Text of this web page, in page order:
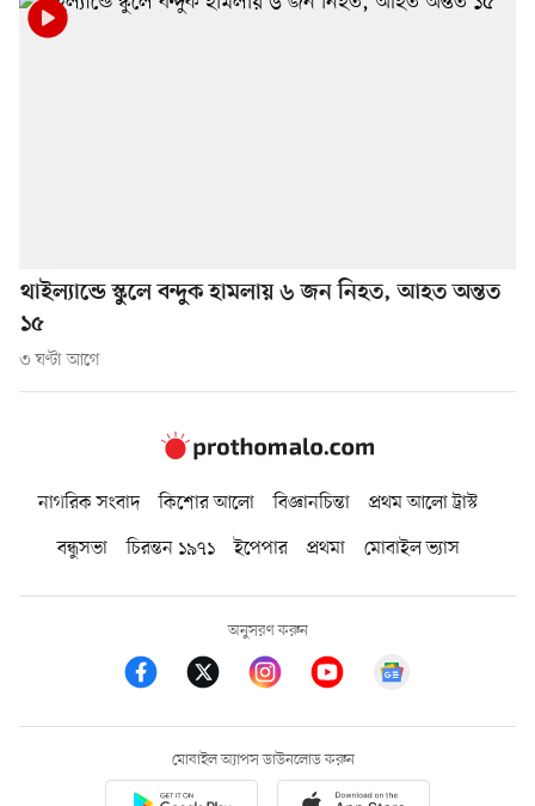
থাইল্যান্ডে স্কুলে বন্দুক হামলায় ৬ জন নিহত, আহত অন্তত
১৫
৩ ঘণ্টা আগে
নাগরিক সংবাদ কিশোর আলো বিজ্ঞানচিন্তা
প্রথম আলো ট্রাস্ট
বন্ধুসভা
চিরন্তন ১৯৭১ ইপেপার প্রথমা মোবাইল ভ্যাস
অনুসরণ করুন
মোবাইল অ্যাপস ডাউনলোড করুন